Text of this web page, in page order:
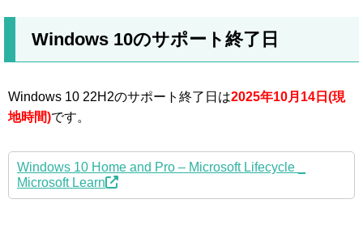
Windows 10のサポート終了日
Windows 10 22H2のサポート終了日は2025年10月14日(現
地時間)です。
Windows 10 Home and Pro – Microsoft Lifecycle _
Microsoft Learn